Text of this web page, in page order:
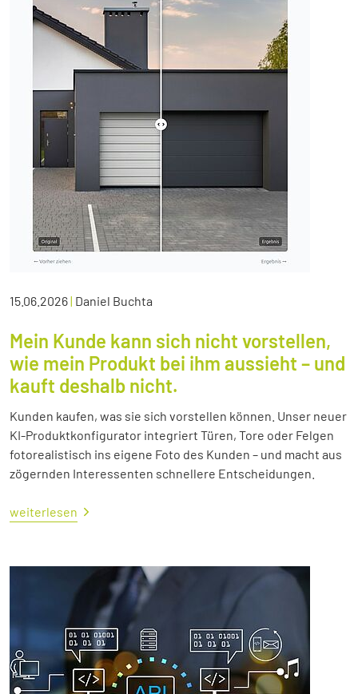
15.06.2026| Daniel Buchta
Mein Kunde kann sich nicht vorstellen,
wie mein Produkt bei ihm aussieht – und
kauft deshalb nicht.
Kunden kaufen, was sie sich vorstellen können. Unser neuer
KI-Produktkonfigurator integriert Türen, Tore oder Felgen
fotorealistisch ins eigene Foto des Kunden – und macht aus
zögernden Interessenten schnellere Entscheidungen.
weiterlesen